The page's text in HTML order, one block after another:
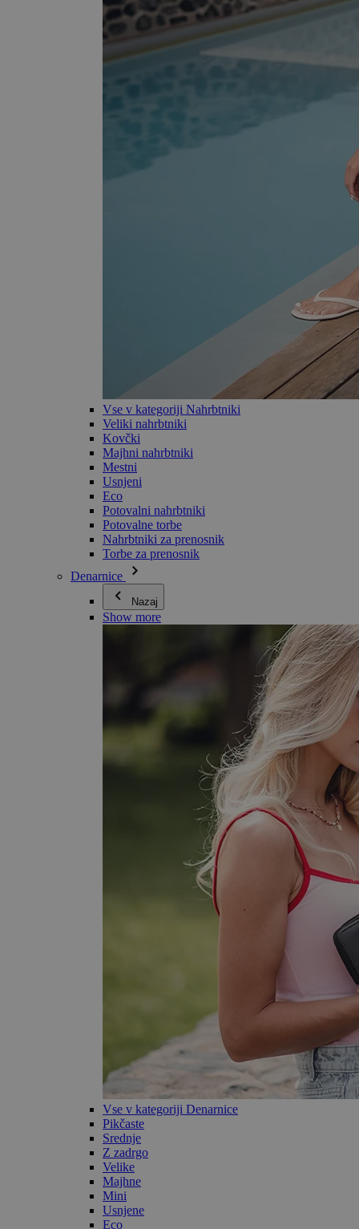
Vse v kategoriji Nahrbtniki
Veliki nahrbtniki
Kovčki
Majhni nahrbtniki
Mestni
Usnjeni
Eco
Potovalni nahrbtniki
Potovalne torbe
Nahrbtniki za prenosnik
Torbe za prenosnik
Denarnice
Nazaj
Show more
Vse v kategoriji Denarnice
Pikčaste
Srednje
Z zadrgo
Velike
Majhne
Mini
Usnjene
Eco